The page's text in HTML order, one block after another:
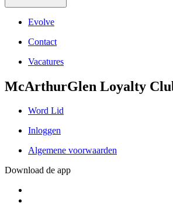
Evolve
Contact
Vacatures
McArthurGlen Loyalty
Word Lid
Inloggen
Algemene voorwaarden
Download de app